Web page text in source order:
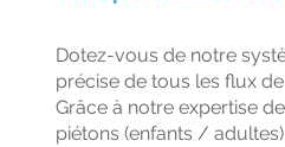
Dotez-vous de notre
précise de tous les flux
Grâce à notre expertise
piétons (enfants /